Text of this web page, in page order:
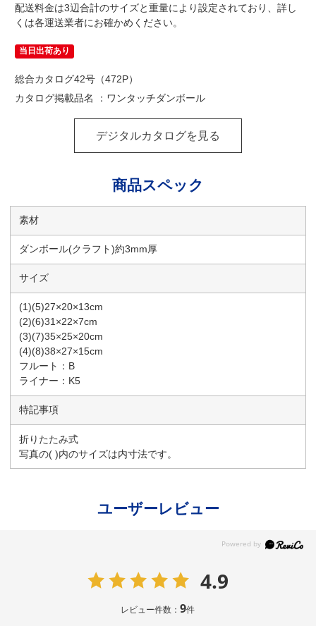
配送料金は3辺合計のサイズと重量により設定されており、詳し
くは各運送業者にお確かめください。
当日出荷あり
総合カタログ42号（472P）
カタログ掲載品名 ：ワンタッチダンボール
デジタルカタログを見る
商品スペック
素材
ダンボール(クラフト)約3mm厚
サイズ
(1)(5)27×20×13cm
(2)(6)31×22×7cm
(3)(7)35×25×20cm
(4)(8)38×27×15cm
フルート：B
ライナー：K5
特記事項
折りたたみ式
写真の( )内のサイズは内寸法です。
ユーザーレビュー
4.9
レビュー件数：9件